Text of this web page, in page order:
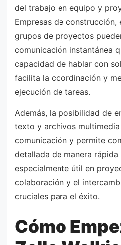
del trabajo en equipo y
Empresas de construcción,
grupos de proyectos
comunicación instantánea
capacidad de hablar con
facilita la coordinación y
ejecución de tareas.
Además, la posibilidad de
texto y archivos multimedia
comunicación y permite
detallada de manera
especialmente útil en
colaboración y el
cruciales para el éxito.
Cómo